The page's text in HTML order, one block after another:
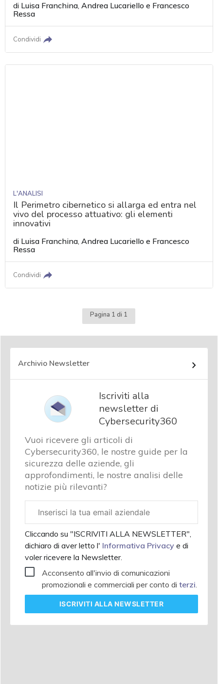
di Luisa Franchina,Andrea Lucariello e Francesco
Ressa
Condividi
L'ANALISI
Il Perimetro cibernetico si allarga ed entra nel
vivo del processo attuativo: gli elementi
innovativi
di Luisa Franchina ,Andrea Lucariello e Francesco
Ressa
Condividi
Pagina 1 di 1
Archivio Newsletter
Iscriviti alla
newsletter di
Cybersecurity360
Vuoi ricevere gli articoli di
Cybersecurity360, le nostre guide per la
sicurezza delle aziende, gli
approfondimenti, le nostre analisi delle
notizie più rilevanti?
aziendale
Cliccando su "ISCRIVITI ALLA NEWSLETTER",
dichiaro di aver letto l' Informativa Privacy e di
voler ricevere la Newsletter.
Acconsento all'invio di comunicazioni
promozionali e commerciali per conto di terzi
ISCRIVITI ALLA NEWSLETTER